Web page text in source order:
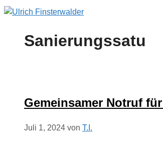
Sanierungssatu
Gemeinsamer Notruf
Juli 1, 2024 von T.I.